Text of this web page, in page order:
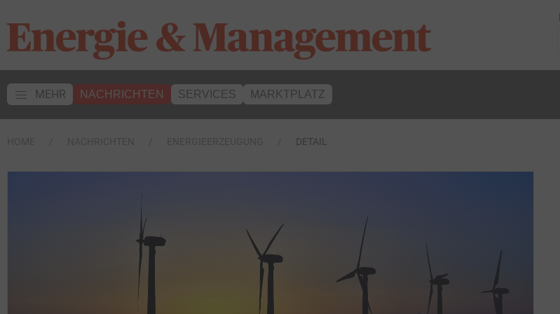
MEHR NACHRICHTEN SERVICES MARKTPLATZ
DETAIL